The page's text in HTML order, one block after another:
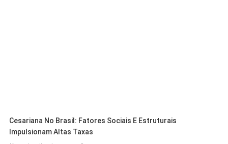
Cesariana No Brasil: Fatores Sociais E Estruturais
Impulsionam Altas Taxas